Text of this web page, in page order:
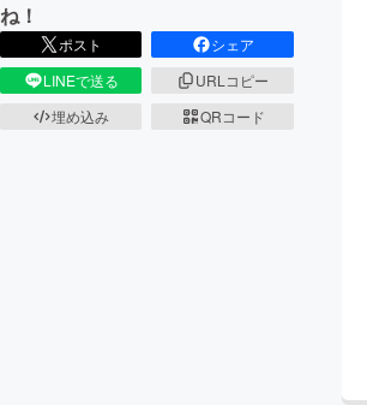
ね！
ポスト
シェア
LINEで送る
URLコピー
埋め込み
QRコード